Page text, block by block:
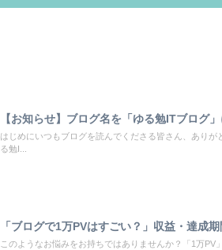
【お知らせ】ブログ名を「ゆる勉ITブログ
はじめにいつもブログを読んでくださる皆さん、あり
る勉I...
「ブログで1万PVはすごい？」収益・達成
このようなお悩みをお持ちではありませんか？「1万